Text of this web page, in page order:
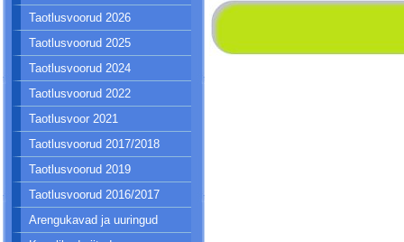
Taotlusvoorud 2026
Taotlusvoorud 2025
Taotlusvoorud 2024
Taotlusvoorud 2022
Taotlusvoor 2021
Taotlusvoorud 2017/2018
Taotlusvoorud 2019
Taotlusvoorud 2016/2017
Arengukavad ja uuringud